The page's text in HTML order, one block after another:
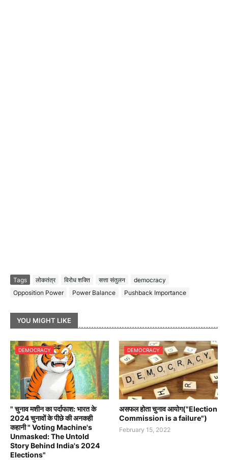
Tags लोकतंत्र विरोध शक्ति सत्ता संतुलन
democracy
Opposition Power
Power Balance Pushback Importance
YOU MIGHT LIKE
DEMOCRACY
" चुनाव मशीन का पर्दाफाश: भारत के
2024 चुनावों के पीछे की अनकही
कहानी " Voting Machine's
Unmasked: The Untold
Story Behind India's 2024
Elections"
DEMOCRACY
असफल होता चुनाव आयोग("Election
Commission is a failure")
February 15, 2022